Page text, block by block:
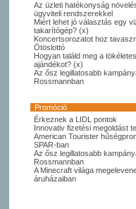
Az üzleti hatékonyság
ügyviteli rendszerekkel
Miért lehet jó választás egy
takarítógép? (x)
Koncertsorozatot hoz
Ötöslottó
Hogyan találd meg a
ajándékot? (x)
Az ősz legillatosabb
Rossmannban
Promóció
Érkeznek a LIDL pontok
Innovativ fizetési megoldást
American Tourister
SPAR-ban
Az ősz legillatosabb
Rossmannban
A Minecraft világa
áruházaiban